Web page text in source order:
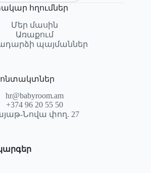
հղումներ
Մեր մասին
Առաքում
պայմաններ
hr@babyroom.am
+374 96 20 55 50
Նովա փող. 27